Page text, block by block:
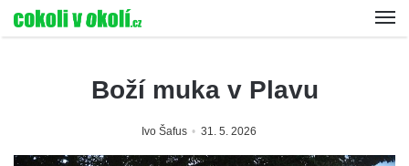
Boží muka v Plavu
Ivo Šafus 31. 5. 2026